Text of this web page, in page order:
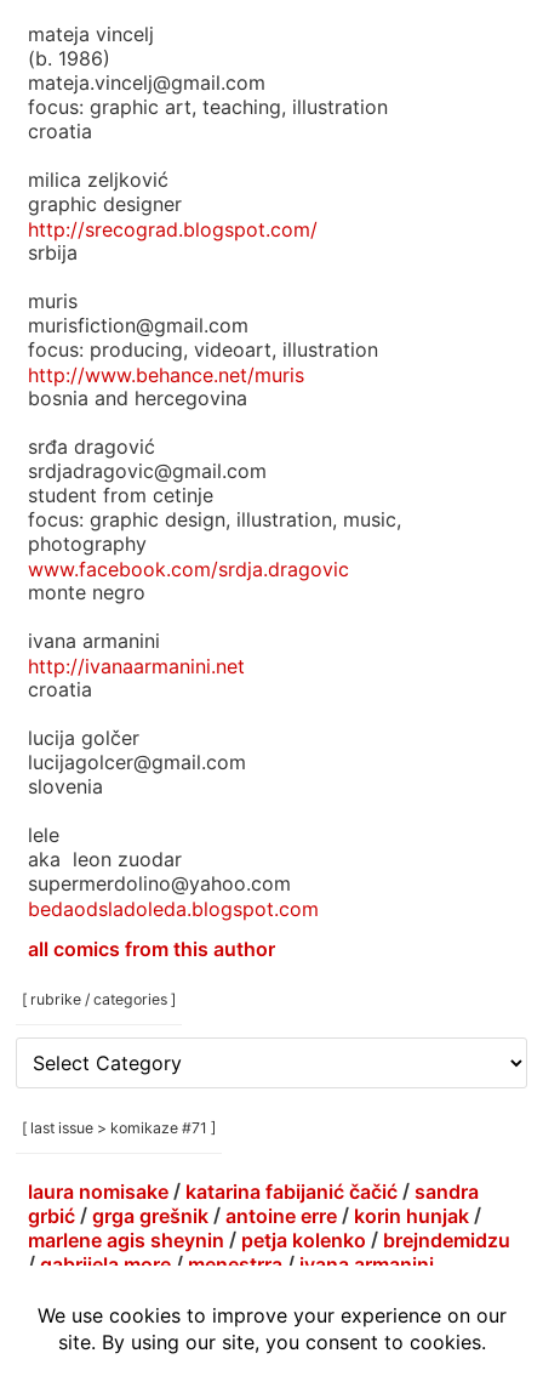
mateja vincelj
(b. 1986)
mateja.vincelj@gmail.com
focus: graphic art, teaching, illustration
croatia
milica zeljković
graphic designer
http://srecograd.blogspot.com/
srbija
muris
murisfiction@gmail.com
focus: producing, videoart, illustration
http://www.behance.net/muris
bosnia and hercegovina
srđa dragović
srdjadragovic@gmail.com
student from cetinje
focus: graphic design, illustration, music,
photography
www.facebook.com/srdja.dragovic
monte negro
ivana armanini
http://ivanaarmanini.net
croatia
lucija golčer
lucijagolcer@gmail.com
slovenia
lele
aka leon zuodar
supermerdolino@yahoo.com
bedaodsladoleda.blogspot.com
all comics from this author
[ rubrike / categories ]
rubrike
categories
[ last issue > komikaze #71 ]
laura nomisake / katarina fabijanić čačić / sandra
grbić / grga grešnik / antoine erre / korin hunjak /
marlene agis sheynin / petja kolenko / brejndemidzu
/ gabrijela more / menestrra / ivana armanini